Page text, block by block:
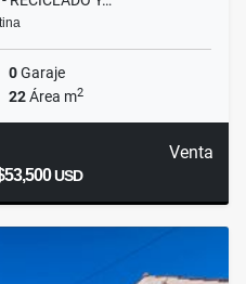
0Garaje
22Área m2
Venta
USD